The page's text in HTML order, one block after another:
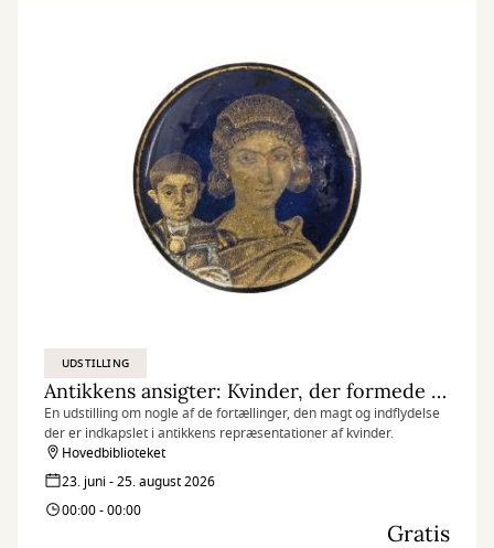
UDSTILLING
Antikkens ansigter: Kvinder, der formede deres verden
En udstilling om nogle af de fortællinger, den magt og indflydelse
der er indkapslet i antikkens repræsentationer af kvinder.
Hovedbiblioteket
23. juni - 25. august 2026
00:00 - 00:00
Gratis